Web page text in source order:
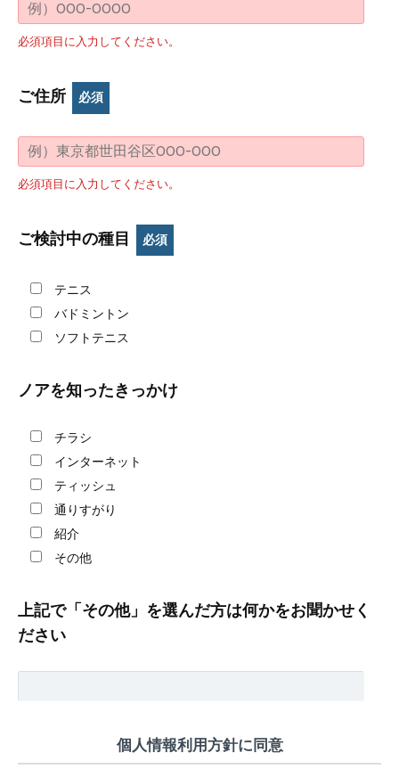
必須項目に入力してください。
ご住所 必須
必須項目に入力してください。
ご検討中の種目 必須
テニス
バドミントン
ソフトテニス
ノアを知ったきっかけ
チラシ
インターネット
ティッシュ
通りすがり
紹介
その他
上記で「その他」を選んだ方は何かをお聞かせく
ださい
個人情報利用方針に同意